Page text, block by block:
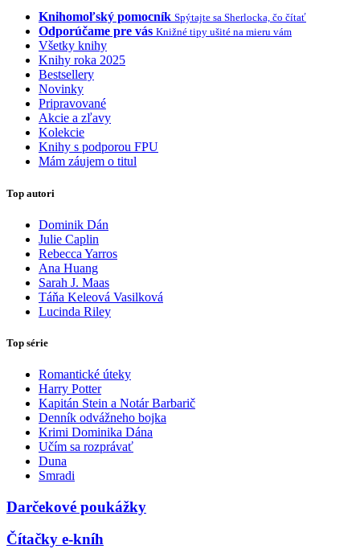
Knihomoľský pomocník Spýtajte sa Sherlocka, čo čítať
Odporúčame pre vás Knižné tipy ušité na mieru vám
Všetky knihy
Knihy roka 2025
Bestsellery
Novinky
Pripravované
Akcie a zľavy
Kolekcie
Knihy s podporou FPU
Mám záujem o titul
Top autori
Dominik Dán
Julie Caplin
Rebecca Yarros
Ana Huang
Sarah J. Maas
Táňa Keleová Vasilková
Lucinda Riley
Top série
Romantické úteky
Harry Potter
Kapitán Stein a Notár Barbarič
Denník odvážneho bojka
Krimi Dominika Dána
Učím sa rozprávať
Duna
Smradi
Darčekové poukážky
Čítačky e-kníh